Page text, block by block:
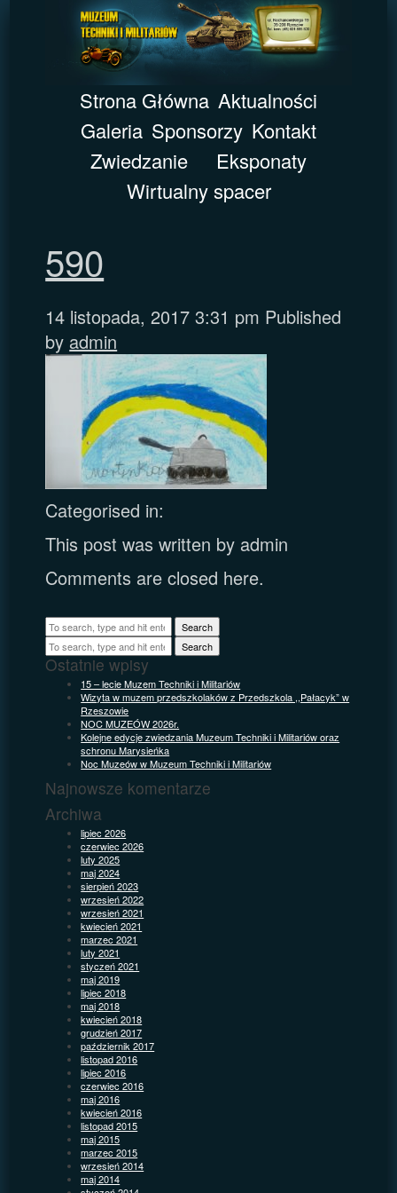
Strona Główna Aktualności
Galeria Sponsorzy Kontakt
Zwiedzanie
Eksponaty
Wirtualny spacer
590
14 listopada, 2017 3:31 pm Published
by admin
Categorised in:
This post was written by admin
Comments are closed here.
Search
Search
Ostatnie wpisy
15 – lecie Muzem Techniki i Militariów
Wizyta w muzem przedszkolaków z Przedszkola ,,Pałacyk” w
Rzeszowie
NOC MUZEÓW 2026r.
Kolejne edycje zwiedzania Muzeum Techniki i Militariów oraz
schronu Marysieńka
Noc Muzeów w Muzeum Techniki i Militariów
Najnowsze komentarze
Archiwa
lipiec 2026
czerwiec 2026
luty 2025
maj 2024
sierpień 2023
wrzesień 2022
wrzesień 2021
kwiecień 2021
marzec 2021
luty 2021
styczeń 2021
maj 2019
lipiec 2018
maj 2018
kwiecień 2018
grudzień 2017
październik 2017
listopad 2016
lipiec 2016
czerwiec 2016
maj 2016
kwiecień 2016
listopad 2015
maj 2015
marzec 2015
wrzesień 2014
maj 2014